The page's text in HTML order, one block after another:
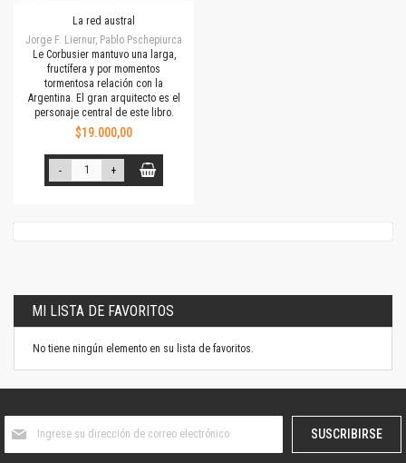
La red austral
Jorge F. Liernur, Pablo Pschepiurca
Le Corbusier mantuvo una larga,
fructífera y por momentos
tormentosa relación con la
Argentina. El gran arquitecto es el
personaje central de este libro.
$19.000,00
- +
MI LISTA DE FAVORITOS
No tiene ningún elemento en su lista de favoritos.
boletín
SUSCRIBIRSE